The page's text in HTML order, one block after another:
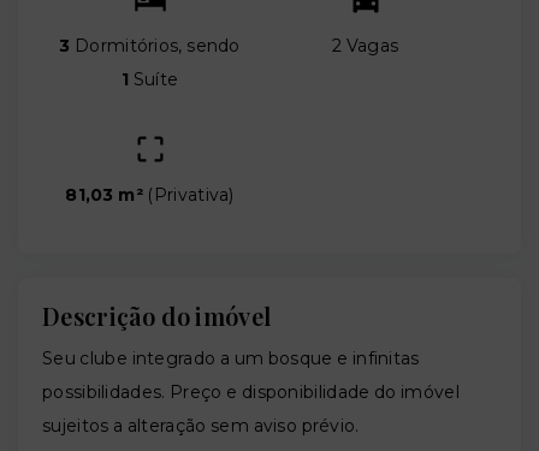
3 Dormitórios, sendo
1 Suíte
2 Vagas
81,03 m² ( Privativa)
Descrição do imóvel
Seu clube integrado a um bosque e infinitas
possibilidades. Preço e disponibilidade do imóvel
sujeitos a alteração sem aviso prévio.